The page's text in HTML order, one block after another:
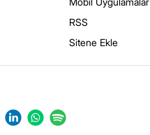
RSS
Sitene Ekle